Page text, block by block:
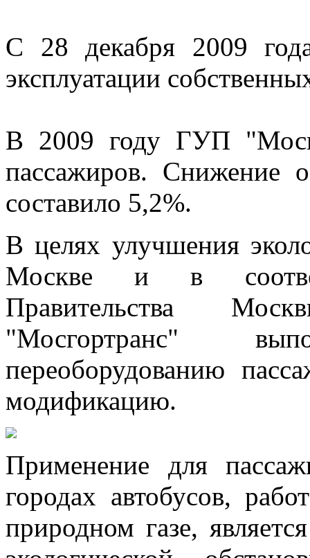
С 28 декабря 2009
эксплуатации
В 2009 году ГУП
пассажиров. Снижение
составило 5,2%.
В целях улучшения
Москве и в
Правительства
"Мосгортранс"
переоборудованию
модификацию.
Применение для
городах автобусов,
природном газе,